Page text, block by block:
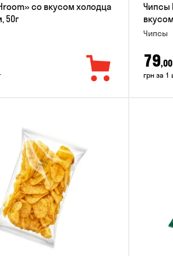
со вкусом холодца
50г
Чипсы
Чипсы
79,00
грн за 1